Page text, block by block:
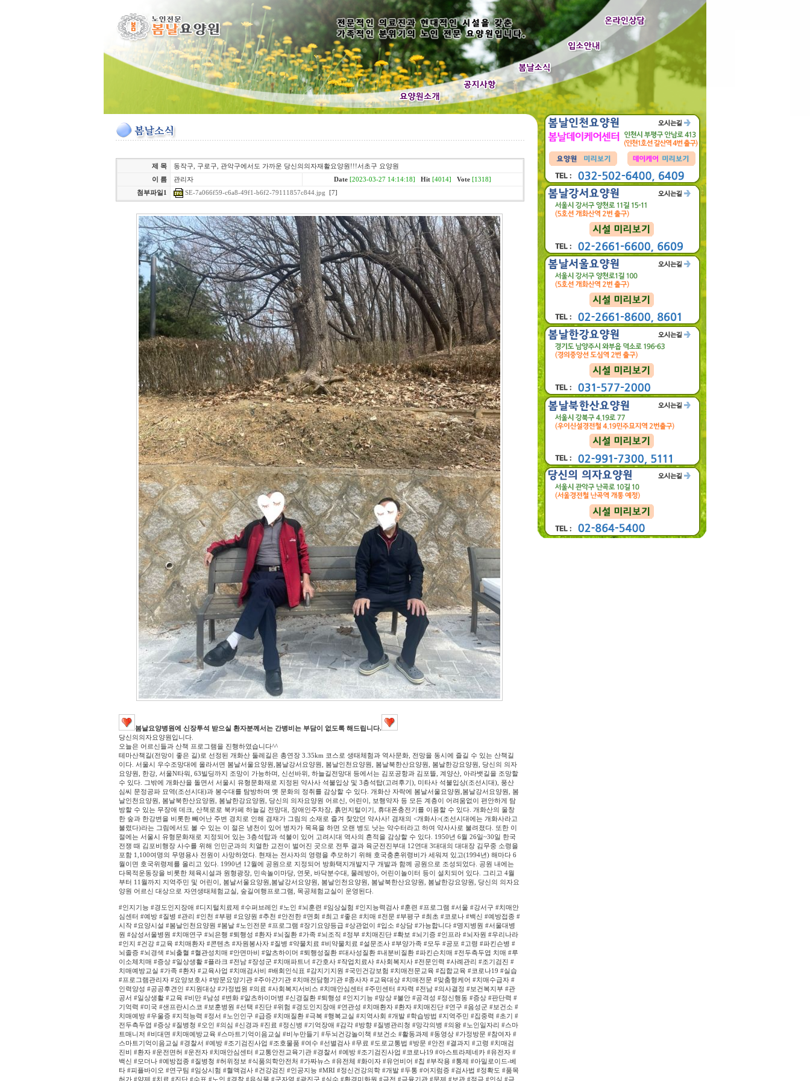
제 목
동작구, 구로구, 관악구에서도 가까운 당신의의자재활요양원!!!서초구 요양원
이 름
관리자 Date [2023-03-27 14:14:18] Hit [4014] Vote [1318]
첨부파일1
SE-7a066f59-c6a8-49f1-b6f2-79111857c844.jpg [7]
봄날요양병원에 신장투석 받으실 환자분께서는 간병비는 부담이 없도록 해드립니다.
당신의의자요양원입니다.
오늘은 어르신들과 산책 프로그램을 진행하였습니다^^
테마산책길(전망이 좋은 길)로 선정된 개화산 둘레길은 총연장 3.35km 코스로 생태체험과 역사문화, 전망을 동시에 즐길 수 있는 산책길
이다. 서울시 우수조망대에 올라서면 봄날서울요양원,봄날강서요양원, 봄날인천요양원, 봄날북한산요양원, 봄날한강요양원, 당신의 의자
요양원, 한강, 서울N타워, 63빌딩까지 조망이 가능하며, 신선바위, 하늘길전망대 등에서는 김포공항과 김포뜰, 계양산, 아라뱃길을 조망할
수 있다. 그밖에 개화산을 돌면서 서울시 유형문화재로 지정된 약사사 석불입상 및 3층석탑(고려후기), 미타사 석불입상(조선시대), 풍산
심씨 문정공파 묘역(조선시대)과 봉수대를 탐방하며 옛 문화의 정취를 감상할 수 있다. 개화산 자락에 봄날서울요양원,봄날강서요양원, 봄
날인천요양원, 봄날북한산요양원, 봄날한강요양원, 당신의 의자요양원 어르신, 어린이, 보행약자 등 모든 계층이 어려움없이 편안하게 탐
방할 수 있는 무장애 데크, 산책로로 북카페 하늘길 전망대, 장애인주차장, 흙먼지털이기, 휴대폰충전기를 이용할 수 있다. 개화산의 울창
한 숲과 한강변을 비롯한 빼어난 주변 경치로 인해 겸재가 그림의 소재로 즐겨 찾았던 약사사! 겸재의 <개화사>(조선시대에는 개화사라고
불렸다)라는 그림에서도 볼 수 있는 이 절은 냉천이 있어 병자가 목욕을 하면 오랜 병도 낫는 약수터라고 하여 약사사로 불려졌다. 또한 이
절에는 서울시 유형문화재로 지정되어 있는 3층석탑과 석불이 있어 고려시대 역사의 흔적을 감상할 수 있다. 1950년 6월 26일~30일 한국
전쟁 때 김포비행장 사수를 위해 인민군과의 치열한 교전이 벌어진 곳으로 전투 결과 육군전진부대 12연대 3대대의 대대장 김무중 소령을
포함 1,100여명의 무명용사 전원이 사망하였다. 현재는 전사자의 영령을 추모하기 위해 호국충혼위령비가 세워져 있고(1994년) 해마다 6
월이면 호국위령제를 올리고 있다. 1990년 12월에 공원으로 지정되어 방화택지개발지구 개발과 함께 공원으로 조성되었다. 공원 내에는
다목적운동장을 비롯한 체육시설과 원형광장, 민속놀이마당, 연못, 바닥분수대, 물레방아, 어린이놀이터 등이 설치되어 있다. 그리고 4월
부터 11월까지 지역주민 및 어린이, 봄날서울요양원,봄날강서요양원, 봄날인천요양원, 봄날북한산요양원, 봄날한강요양원, 당신의 의자요
양원 어르신 대상으로 자연생태체험교실, 숲길여행프로그램, 목공체험교실이 운영된다.
#인지기능 #경도인지장애 #디지털치료제 #수퍼브레인 #노인 #뇌훈련 #임상실험 #인지능력검사 #훈련 #프로그램 #서울 #강서구 #치매안
심센터 #예방 #질병 #관리 #인천 #부평 #요양원 #추천 #안전한 #면회 #최고 #좋은 #치매 #전문 #부평구 #최초 #코로나 #백신 #예방접종 #
시작 #요양시설 #봄날인천요양원 #봄날 #노인전문 #프로그램 #장기요양등급 #상관없이 #입소 #상담 #가능합니다 #명지병원 #서울대병
원 #삼성서울병원 #치매연구 #뇌은행 #퇴행성 #환자 #뇌질환 #가족 #뇌조직 #정부 #치매진단 #확보 #뇌기증 #인프라 #뇌자원 #우리나라
#인지 #건강 #교육 #치매환자 #콘텐츠 #자원봉사자 #질병 #약물치료 #비약물치료 #설문조사 #부양가족 #모두 #공포 #고령 #파킨슨병 #
뇌졸증 #뇌경색 #뇌출혈 #혈관성치매 #안면마비 #알츠하이머 #퇴행성질환 #대사성질환 #내분비질환 #파킨슨치매 #전두측두엽 치매 #루
이소체치매 #증상 #일상생활 #플라크 #전남 #장성군 #치매파트너 #간호사 #작업치료사 #사회복지사 #전문인력 #사례관리 #조기검진 #
치매예방교실 #가족 #환자 #교육사업 #치매검사비 #배회인식표 #감지기지원 #국민건강보험 #치매전문교육 #집합교육 #코로나19 #실습
#프로그램관리자 #요양보호사 #방문요양기관 #주아갼기관 #치매전담형기관 #종사자 #교육대상 #치매전문 #맞춤형케어 #치매수급자 #
인력양성 #공공후견인 #지원대상 #가정법원 #의료 #사회복지서비스 #치매안심센터 #주민센터 #자력 #전남 #의사결정 #보건복지부 #관
공서 #일상생활 #교육 #비만 #남성 #변화 #알츠하이머병 #신경질환 #퇴행성 #인지기능 #망상 #불안 #공격성 #정신행동 #증상 #판단력 #
기억력 #미국 #샌프란시스코 #보훈병원 #선택 #진단 #위험 #경도인지장애 #연관성 #치매환자 #환자 #치매진단 #연구 #음성군 #보건소 #
치매예방 #우울증 #지적능력 #정서 #노인인구 #급증 #치매질환 #극복 #행복교실 #지역사회 #개발 #학습방법 #지역주민 #집중력 #초기 #
전두측두엽 #증상 #질병청 #오인 #의심 #신경과 #진료 #정신병 #기억장애 #감각 #방향 #질병관리청 #망각의병 #의왕 #노인일자리 #스마
트매니저 #비대면 #치매예방교육 #스마트기억이음교실 #비누만들기 #두뇌건강놀이책 #보건소 #활동과제 #동영상 #가정방문 #참여자 #
스마트기억이음교실 #경찰서 #예방 #조기검진사업 #조호물품 #여수 #선별검사 #무료 #도로교통법 #방문 #안전 #결과지 #고령 #치매검
진비 #환자 #운전면허 #운전자 #치매안심센터 #교통안전교육기관 #경찰서 #예방 #조기검진사업 #코로나19 #아스트라제네카 #유전자 #
백신 #모더나 #예방접종 #질병청 #허위정보 #식품의학안전처 #가짜뉴스 #유전체 #화이자 #유언비어 #칩 #부작용 #통제 #아밀로이드-베
타 #피플바이오 #연구팀 #임상시험 #혈액검사 #건강검진 #인공지능 #MRI #정신건강의학 #개발 #두통 #어지럼증 #검사법 #정확도 #품목
허가 #약제 #치료 #진단 #수표 #노인 #경찰 #유실물 #군자역 #광진구 #실수 #환경미화원 #금전 #금융기관 #문제 #보관 #적금 #인식 #금